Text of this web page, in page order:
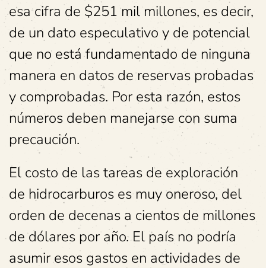
esa cifra de $251 mil millones, es decir,
de un dato especulativo y de potencial
que no está fundamentado de ninguna
manera en datos de reservas probadas
y comprobadas. Por esta razón, estos
números deben manejarse con suma
precaución.
El costo de las tareas de exploración
de hidrocarburos es muy oneroso, del
orden de decenas a cientos de millones
de dólares por año. El país no podría
asumir esos gastos en actividades de